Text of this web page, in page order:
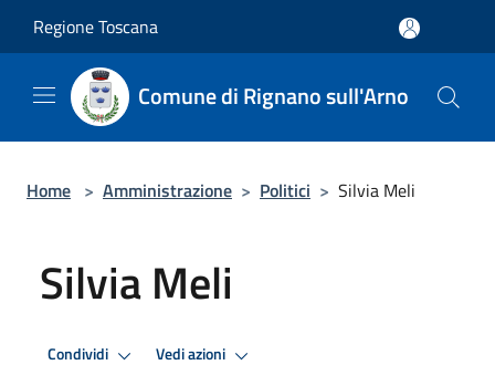
Regione Toscana
Comune di Rignano sull'Arno
Home > Amministrazione > Politici > Silvia Meli
Silvia Meli
Condividi Vedi azioni